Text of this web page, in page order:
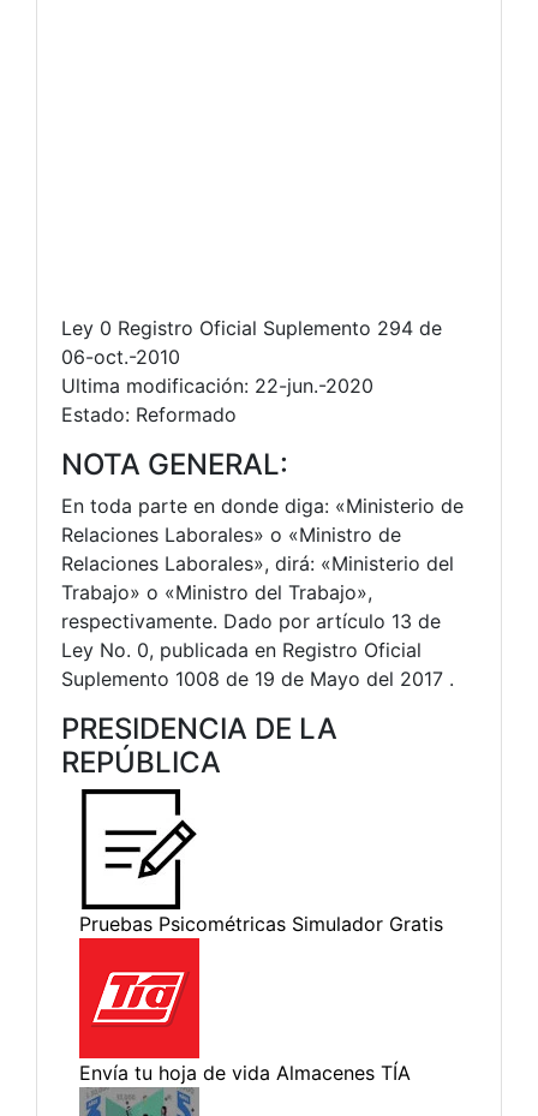
Ley 0 Registro Oficial Suplemento 294 de
06-oct.-2010
Ultima modificación: 22-jun.-2020
Estado: Reformado
NOTA GENERAL:
En toda parte en donde diga: «Ministerio de
Relaciones Laborales» o «Ministro de
Relaciones Laborales», dirá: «Ministerio del
Trabajo» o «Ministro del Trabajo»,
respectivamente. Dado por artículo 13 de
Ley No. 0, publicada en Registro Oficial
Suplemento 1008 de 19 de Mayo del 2017 .
PRESIDENCIA DE LA
REPÚBLICA